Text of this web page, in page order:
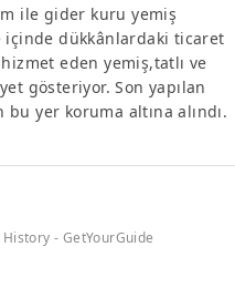
ile gider kuru yemiş
içinde dükkânlardaki ticaret
eden yemiş,tatlı ve
gösteriyor. Son yapılan
yer koruma altına alındı.
- GetYourGuide